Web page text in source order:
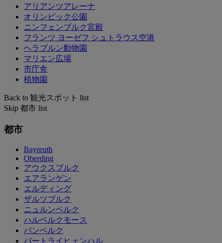
アリアンツアレーナ
オリンピック公園
ニンフェンブルク宮殿
フランツ ヨーゼフ シュトラウス空港
ヘラブルン動物園
マリエン広場
市庁舎
植物園
Back to 観光スポット list
Skip 都市 list
都市
Bayreuth
Oberding
アウクスブルク
エアランゲン
エルディング
ザルツブルク
ニュルンベルク
ハルベルクモース
バンベルク
バートライヒェンハル